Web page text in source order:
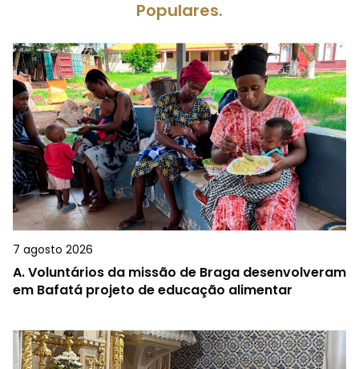
Populares.
7 agosto 2026
A.Voluntários da missão de Braga desenvolveram
em Bafatá projeto de educação alimentar